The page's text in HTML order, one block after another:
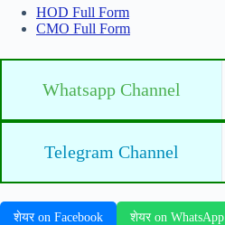
HOD Full Form
CMO Full Form
Whatsapp Channel
Telegram Channel
शेयर on Facebook शेयर on WhatsApp